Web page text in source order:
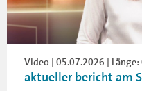
Video | 05.07.2026 | Länge:
aktueller bericht am